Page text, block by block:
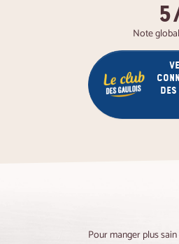
Note
Pour manger plus